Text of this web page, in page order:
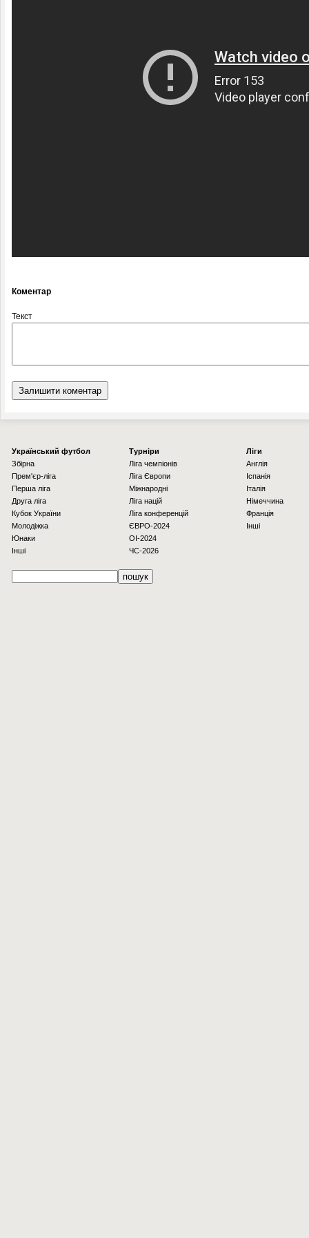
Коментар
Текст
Українcький футбол
Збірна
Прем'єр-ліга
Перша ліга
Друга ліга
Кубок України
Молодіжка
Юнаки
Інші
Турніри
Ліга чемпіонів
Ліга Європи
Міжнародні
Ліга націй
Ліга конференцій
ЄВРО-2024
OI-2024
ЧС-2026
Ліги
Англія
Іспанія
Італія
Німеччина
Франція
Інші